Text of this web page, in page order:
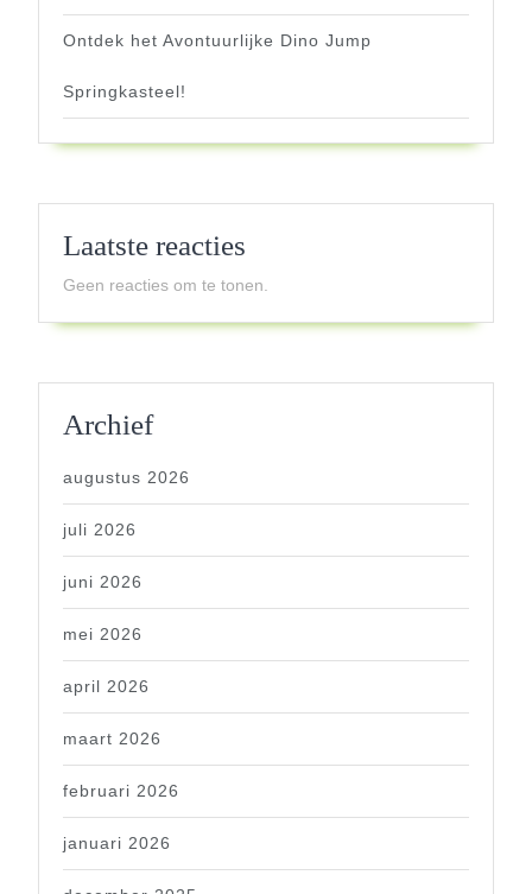
Ontdek het Avontuurlijke Dino Jump
Springkasteel!
Laatste reacties
Geen reacties om te tonen.
Archief
augustus 2026
juli 2026
juni 2026
mei 2026
april 2026
maart 2026
februari 2026
januari 2026